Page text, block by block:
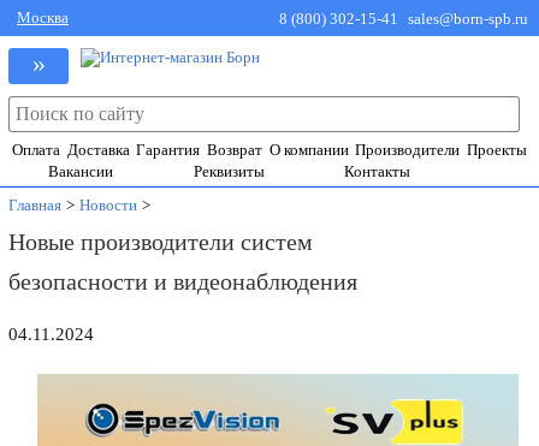
Москва 8 (800) 302-15-41 sales@born-spb.ru
»
Оплата Доставка Гарантия Возврат О компании Производители Проекты
Вакансии
Реквизиты
Контакты
Главная > Новости >
Новые производители систем
безопасности и видеонаблюдения
04.11.2024